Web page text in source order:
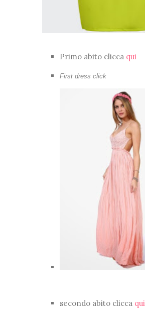
Primo abito clicca qui
First dress click
secondo abito clicca qui